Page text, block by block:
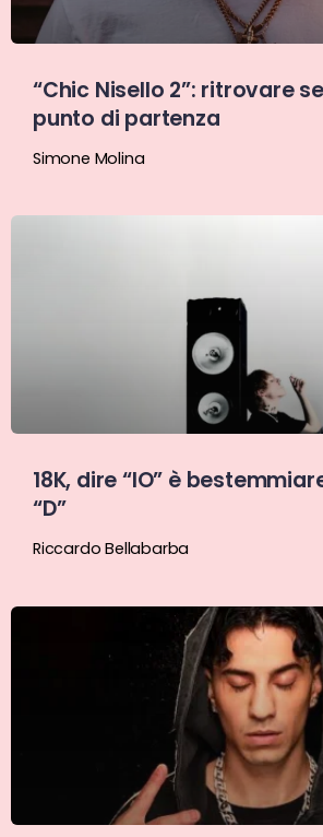
“Chic Nisello 2”: ritrovare
punto di partenza
Simone Molina
18K, dire “IO” è
“D”
Riccardo Bellabarba